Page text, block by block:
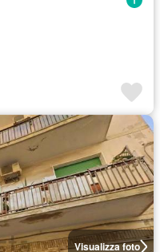
Visualizza foto